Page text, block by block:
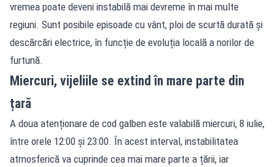
vremea poate deveni instabilă mai devreme în mai multe
regiuni. Sunt posibile episoade cu vânt, ploi de scurtă durată și
descărcări electrice, în funcție de evoluția locală a norilor de
furtună.
Miercuri, vijeliile se extind în mare parte din
țară
A doua atenționare de cod galben este valabilă miercuri, 8 iulie,
între orele 12:00 și 23:00. În acest interval, instabilitatea
atmosferică va cuprinde cea mai mare parte a țării, iar